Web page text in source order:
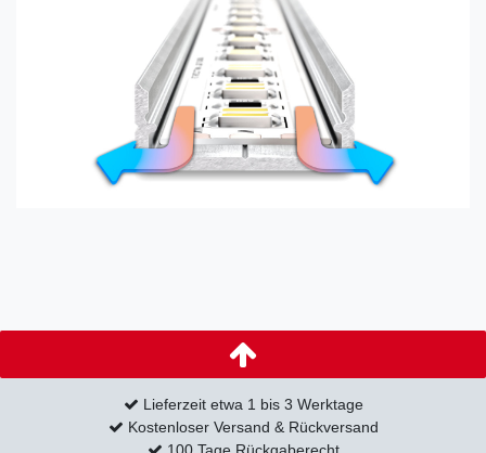
Lieferzeit etwa 1 bis 3 Werktage
Kostenloser Versand & Rückversand